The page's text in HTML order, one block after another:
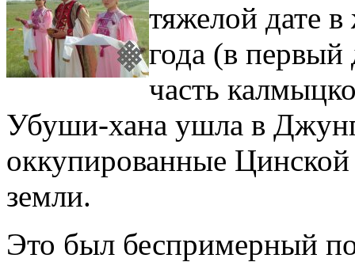
тяжелой дате
года (в первый
часть
Убуши-хана ушла в
оккупированные
земли.
Это был беспримерный